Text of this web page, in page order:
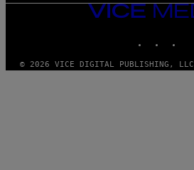
VICE
MEDIA
© 2026 VICE DIGITAL PUBLISHING, LLC